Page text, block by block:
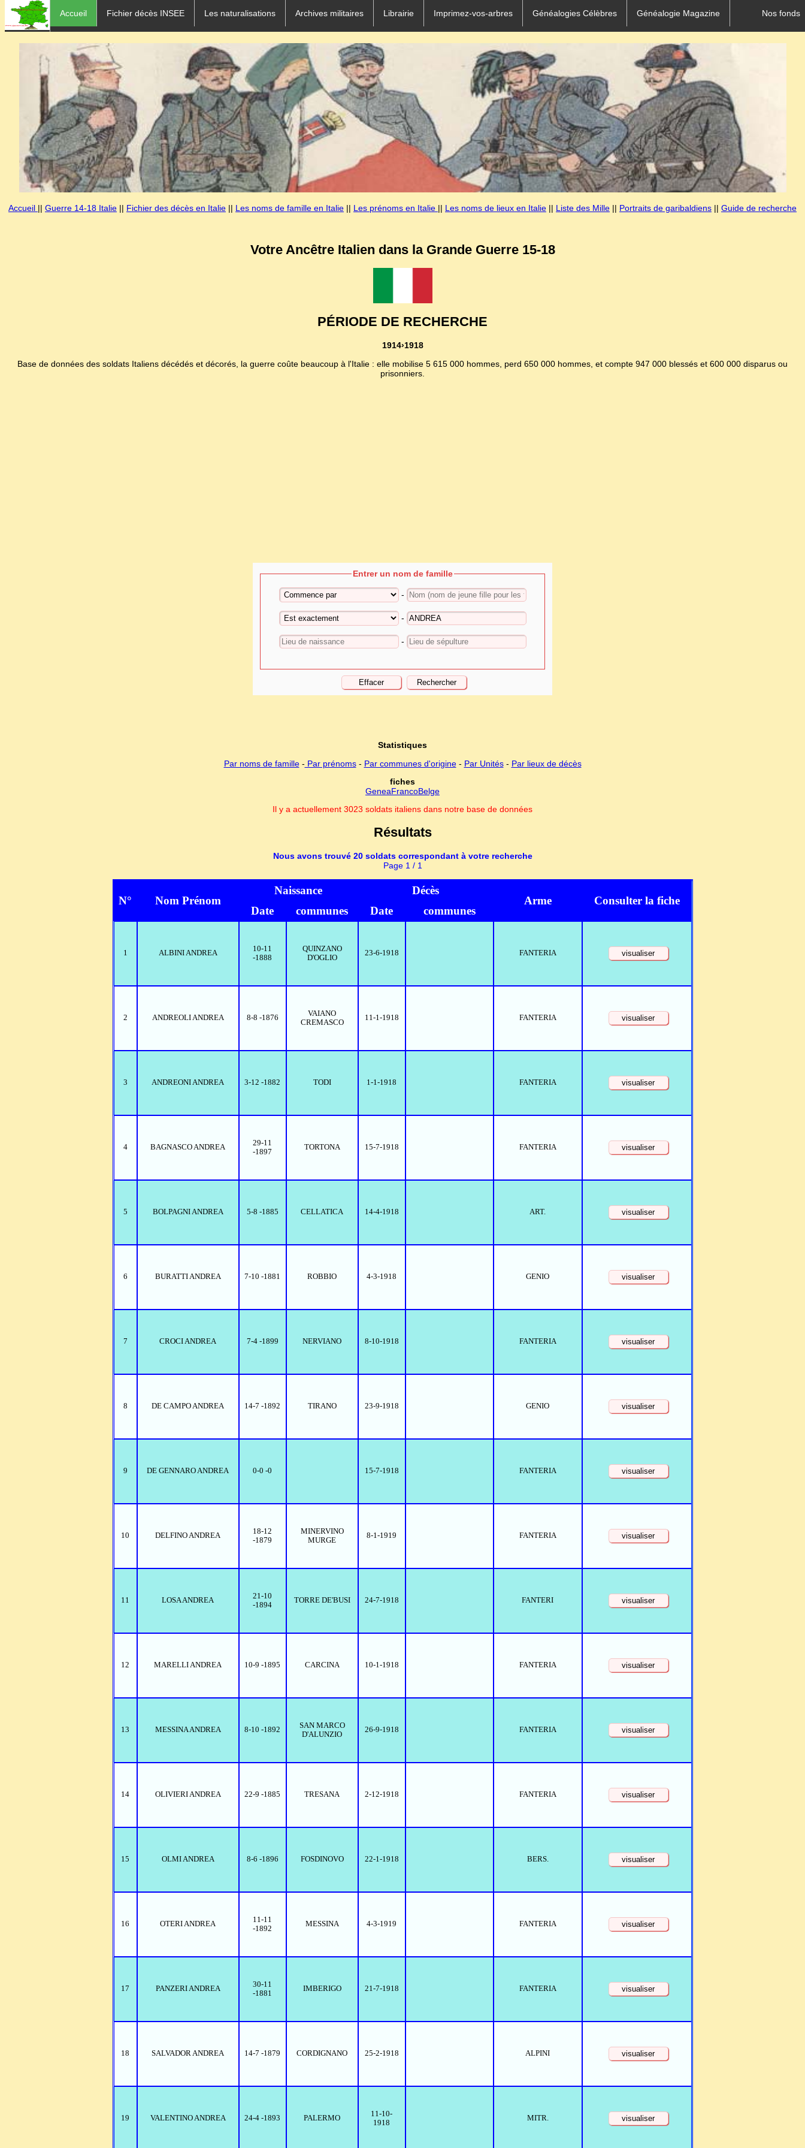
Accueil Fichier décès INSEE Les naturalisations Archives militaires Librairie Imprimez-vos-arbres Généalogies Célèbres Généalogie Magazine Nos fonds
Accueil || Guerre 14-18 Italie || Fichier des décès en Italie || Les noms de famille en Italie || Les prénoms en Italie || Les noms de lieux en Italie || Liste des Mille || Portraits de garibaldiens || Guide de recherche
Votre Ancêtre Italien dans la Grande Guerre 15-18
PÉRIODE DE RECHERCHE
1914›1918
Base de données des soldats Italiens décédés et décorés, la guerre coûte beaucoup à l'Italie : elle mobilise 5 615 000 hommes, perd 650 000 hommes, et compte 947 000 blessés et 600 000 disparus ou
prisonniers.
Entrer un nom de famille
-
-
-
Statistiques
Par noms de famille- Par prénoms- Par communes d'origine- Par Unités- Par lieux de décès
fiches
GeneaFrancoBelge
Il y a actuellement 3023 soldats italiens dans notre base de données
Résultats
Nous avons trouvé 20 soldats correspondant à votre recherche
Page 1 / 1
N° Nom Prénom
Naissance
Décès
Arme
Consulter la fiche
Date
communes Date communes
1 ALBINI ANDREA
10-11
-1888
QUINZANO
D'OGLIO
23-6-1918 FANTERIA
2 ANDREOLI ANDREA 8-8 -1876
VAIANO
CREMASCO
11-1-1918 FANTERIA
3 ANDREONI ANDREA 3-12 -1882 TODI 1-1-1918 FANTERIA
4 BAGNASCO ANDREA
29-11
-1897
TORTONA 15-7-1918 FANTERIA
5 BOLPAGNI ANDREA 5-8 -1885 CELLATICA 14-4-1918 ART.
6 BURATTI ANDREA 7-10 -1881 ROBBIO 4-3-1918 GENIO
7 CROCI ANDREA 7-4 -1899 NERVIANO 8-10-1918 FANTERIA
8 DE CAMPO ANDREA 14-7 -1892 TIRANO 23-9-1918 GENIO
9 DE GENNARO ANDREA 0-0 -0 15-7-1918 FANTERIA
10 DELFINO ANDREA
18-12
-1879
MINERVINO
MURGE
8-1-1919 FANTERIA
11 LOSA ANDREA
21-10
-1894
TORRE DE'BUSI 24-7-1918 FANTERI
12 MARELLI ANDREA 10-9 -1895 CARCINA 10-1-1918 FANTERIA
13 MESSINA ANDREA 8-10 -1892
SAN MARCO
D'ALUNZIO
26-9-1918 FANTERIA
14 OLIVIERI ANDREA 22-9 -1885 TRESANA 2-12-1918 FANTERIA
15 OLMI ANDREA 8-6 -1896 FOSDINOVO 22-1-1918 BERS.
16 OTERI ANDREA
11-11
-1892
MESSINA 4-3-1919 FANTERIA
17 PANZERI ANDREA
30-11
-1881
IMBERIGO 21-7-1918 FANTERIA
18 SALVADOR ANDREA 14-7 -1879 CORDIGNANO 25-2-1918 ALPINI
19 VALENTINO ANDREA 24-4 -1893 PALERMO
11-10-
1918
MITR.